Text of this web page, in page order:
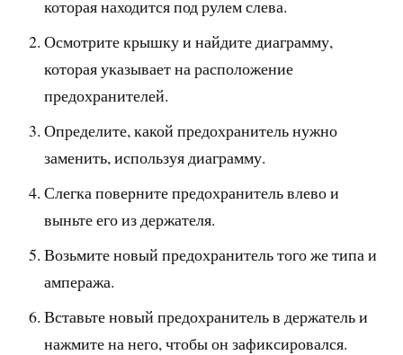
которая находится под рулем слева.
Осмотрите крышку и найдите диаграмму,
которая указывает на расположение
предохранителей.
Определите, какой предохранитель нужно
заменить, используя диаграмму.
Слегка поверните предохранитель влево и
выньте его из держателя.
Возьмите новый предохранитель того же типа и
ампеража.
Вставьте новый предохранитель в держатель и
нажмите на него, чтобы он зафиксировался.